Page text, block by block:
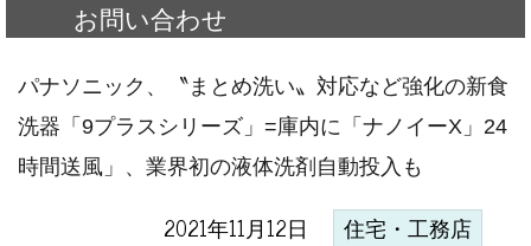
お問い合わせ
パナソニック、〝まとめ洗い〟対応など強化の新食
洗器「9プラスシリーズ」=庫内に「ナノイーX」24
時間送風」、業界初の液体洗剤自動投入も
2021年11月12日 住宅・工務店